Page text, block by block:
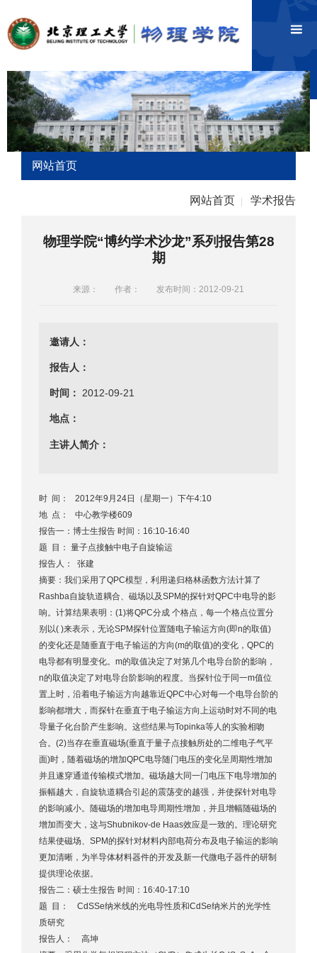
网站首页
网站首页 学术报告
物理学院“博约学术沙龙”系列报告第28
期
来源： 作者： 发布时间：2012-09-21
邀请人：
报告人：
时间： 2012-09-21
地点：
主讲人简介：
时 间： 2012年9月24日（星期一）下午4:10
地 点： 中心教学楼609
报告一：博士生报告 时间：16:10-16:40
题 目： 量子点接触中电子自旋输运
报告人： 张建
摘要：我们采用了QPC模型，利用递归格林函数方法计算了
Rashba自旋轨道耦合、磁场以及SPM的探针对QPC中电导的影
响。计算结果表明：(1)将QPC分成 个格点，每一个格点位置分
别以( )来表示，无论SPM探针位置随电子输运方向(即n的取值)
的变化还是随垂直于电子输运的方向(m的取值)的变化，QPC的
电导都有明显变化。m的取值决定了对第几个电导台阶的影响，
n的取值决定了对电导台阶影响的程度。当探针位于同一m值位
置上时，沿着电子输运方向越靠近QPC中心对每一个电导台阶的
影响都增大，而探针在垂直于电子输运方向上运动时对不同的电
导量子化台阶产生影响。这些结果与Topinka等人的实验相吻
合。(2)当存在垂直磁场(垂直于量子点接触所处的二维电子气平
面)时，随着磁场的增加QPC电导随门电压的变化呈周期性增加
并且遂穿通道传输模式增加。磁场越大同一门电压下电导增加的
振幅越大，自旋轨道耦合引起的震荡变的越强，并使探针对电导
的影响减小。随磁场的增加电导周期性增加，并且增幅随磁场的
增加而变大，这与Shubnikov-de Haas效应是一致的。理论研究
结果使磁场、SPM的探针对材料内部电荷分布及电子输运的影响
更加清晰，为半导体材料器件的开发及新一代微电子器件的研制
提供理论依据。
报告二：硕士生报告 时间：16:40-17:10
题 目： CdSSe纳米线的光电导性质和CdSe纳米片的光学性
质研究
报告人： 高坤